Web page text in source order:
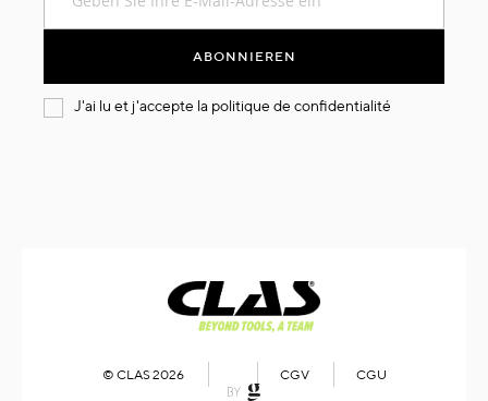
sich
an:
ABONNIEREN
J'ai lu et j'accepte la politique de confidentialité
© CLAS 2026 CGV CGU